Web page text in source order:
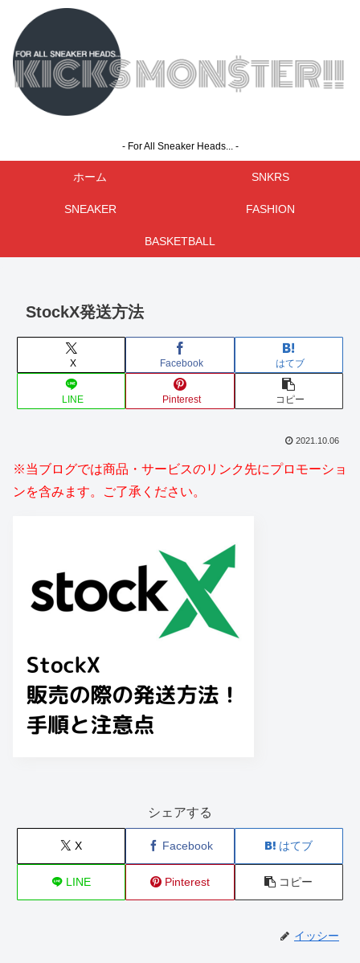
- For All Sneaker Heads... -
ホーム SNKRS
SNEAKER FASHION
BASKETBALL
StockX発送方法
X Facebook はてブ
LINE Pinterest コピー
2021.10.06
※当ブログでは商品・サービスのリンク先にプロモーショ
ンを含みます。ご了承ください。
シェアする
X Facebook はてブ
LINE Pinterest コピー
イッシー